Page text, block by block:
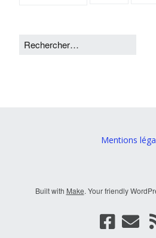
Mentions
Built with Make. Your friendly